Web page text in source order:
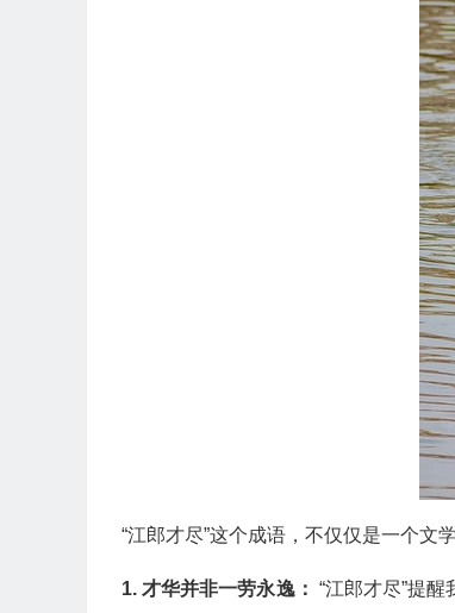
“江郎才尽”这个成语，不仅仅是一个文
1. 才华并非一劳永逸： “江郎才尽”提